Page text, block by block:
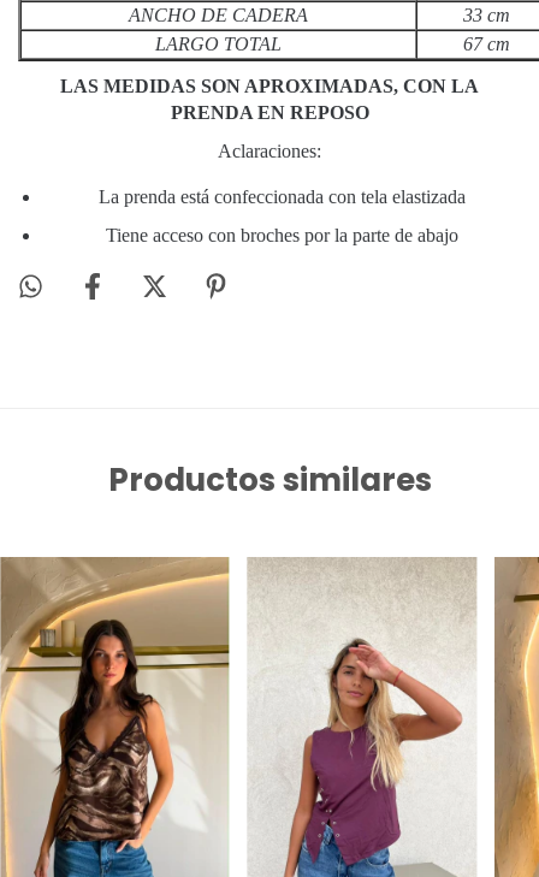
ANCHO DE CADERA
33 cm
LARGO TOTAL
67 cm
LAS MEDIDAS SON APROXIMADAS, CON LA
PRENDA EN REPOSO
Aclaraciones:
La prenda está confeccionada con tela elastizada
Tiene acceso con broches por la parte de abajo
Productos similares